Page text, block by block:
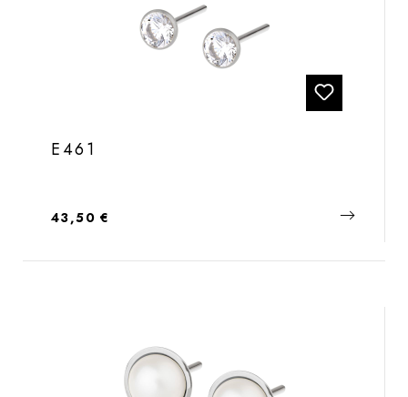
E461
Regulärer Preis:
43,50 €